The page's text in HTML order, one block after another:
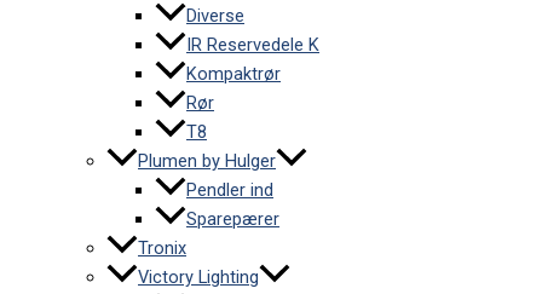
Diverse
IR Reservedele K
Kompaktrør
Rør
T8
Plumen by Hulger
Pendler ind
Sparepærer
Tronix
Victory Lighting